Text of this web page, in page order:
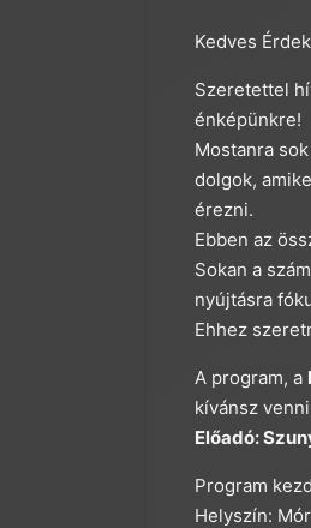
Kedves
Szeretettel
énképünkre!
Mostanra
dolgok,
érezni.
Ebben az
Sokan a
nyújtásra
Ehhez
A program, a
kívánsz
Előadó:
Program
Helyszín: